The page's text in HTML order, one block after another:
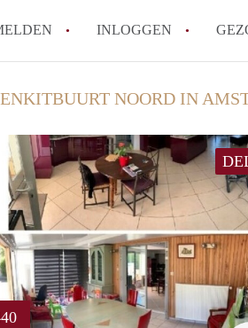
INLOGGEN
Wat is het
Wat zijn de
Wat zijn de
betekent dit
Wat is een
Waarom geen
Alle
NOORD IN